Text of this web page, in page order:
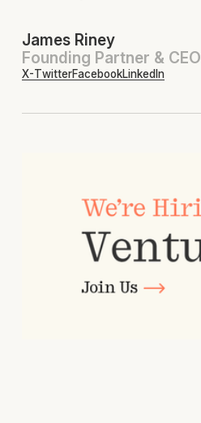
James Riney
Founding Partner & CEO
X-TwitterFacebookLinkedIn